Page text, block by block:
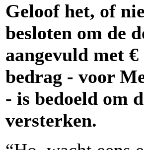
Geloof het, of
besloten om de
aangevuld met
bedrag - voor
- is bedoeld om
versterken.